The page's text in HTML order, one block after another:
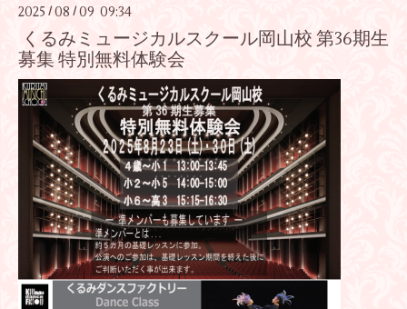
2025 / 08 / 09 09:34
くるみミュージカルスクール岡山校 第36期生
募集 特別無料体験会